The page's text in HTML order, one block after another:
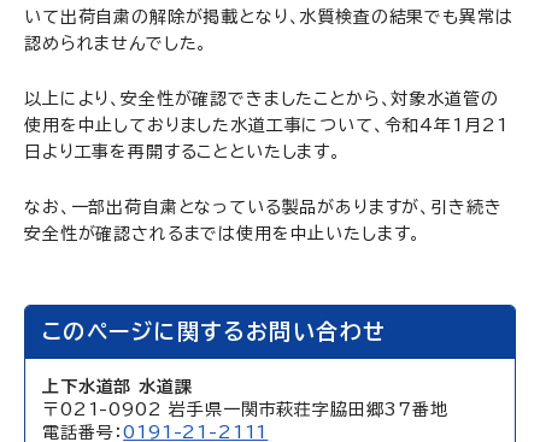
いて出荷自粛の解除が掲載となり、水質検査の結果でも異常は
認められませんでした。
以上により、安全性が確認できましたことから、対象水道管の
使用を中止しておりました水道工事について、令和4年1月21
日より工事を再開することといたします。
なお、一部出荷自粛となっている製品がありますが、引き続き
安全性が確認されるまでは使用を中止いたします。
このページに関するお問い合わせ
上下水道部 水道課
〒021-0902 岩手県一関市萩荘字脇田郷37番地
電話番号：0191-21-2111